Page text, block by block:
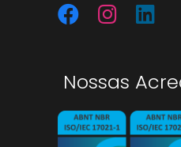
Nossas